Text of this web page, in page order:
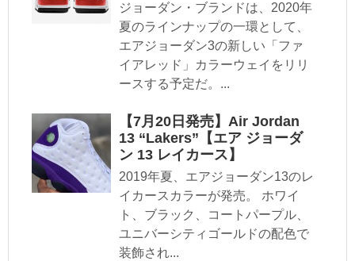
ジョーダン・ブランドは、2020年
夏のラインナップの一環として、
エアジョーダン3の新しい「ファ
イアレッド」カラーウェイをリリ
ースする予定だ。...
【7月20日発売】Air Jordan
13 “Lakers”【エア ジョーダ
ン 13 レイカース】
2019年夏、エアジョーダン13のレ
イカースカラーが発売。 ホワイ
ト、ブラック、コートパープル、
ユニバーシティゴールドの配色で
装飾され...